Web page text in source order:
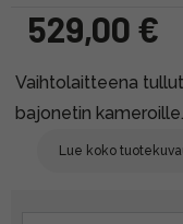
529,00 €
Vaihtolaitteena
bajonetin kameroille.
Lue koko